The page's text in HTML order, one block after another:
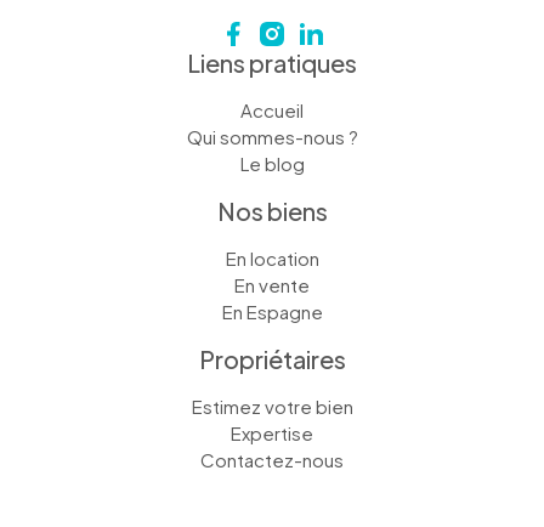
Liens pratiques
Accueil
Qui sommes-nous ?
Le blog
Nos biens
En location
En vente
En Espagne
Propriétaires
Estimez votre bien
Expertise
Contactez-nous